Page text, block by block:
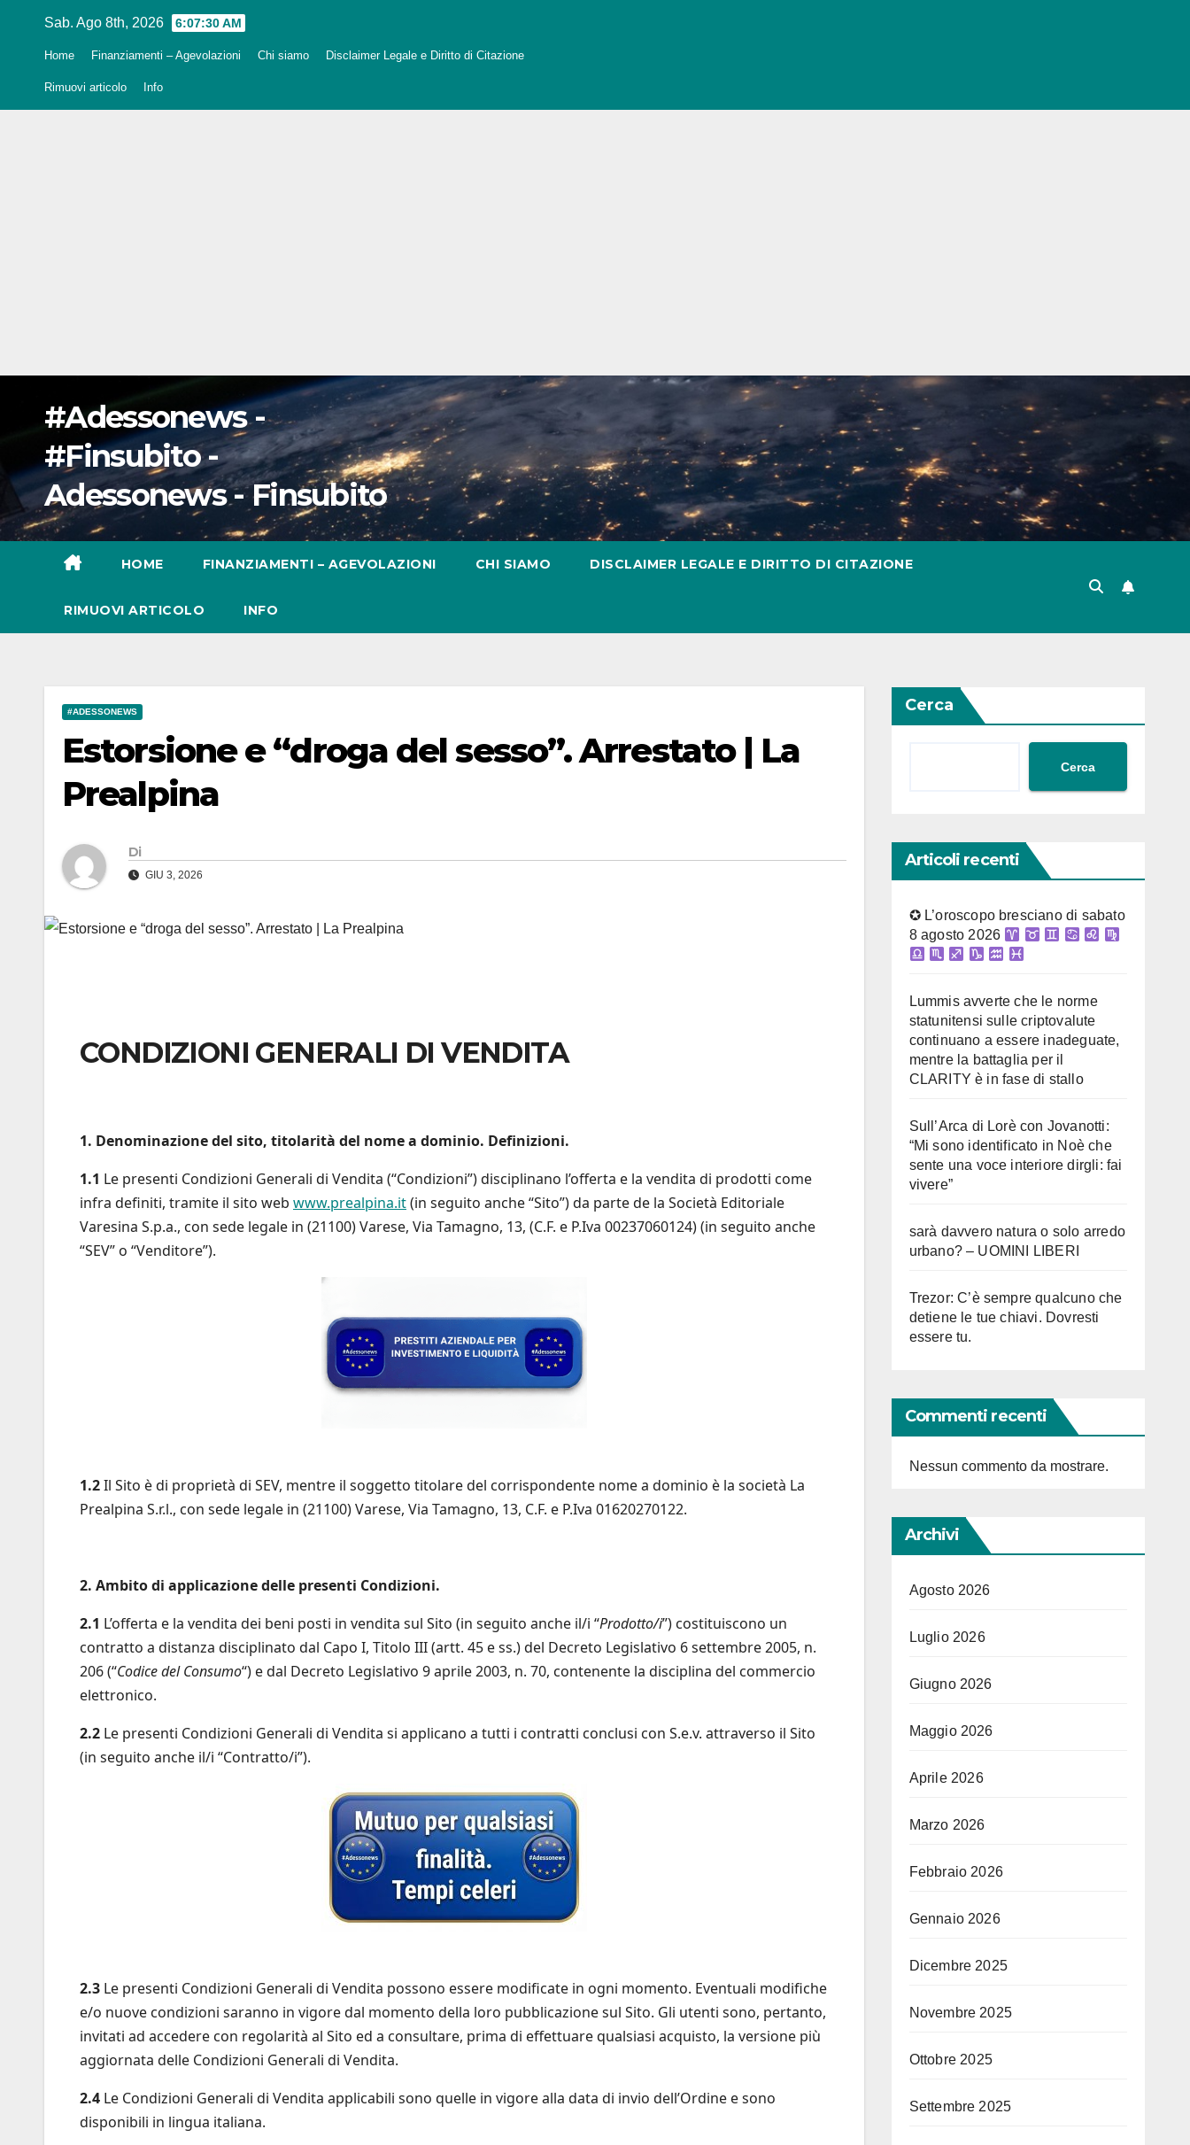
Sab. Ago 8th, 2026 6:07:32 AM
Home Finanziamenti – Agevolazioni Chi siamo Disclaimer Legale e Diritto di Citazione
Rimuovi articolo Info
#Adessonews -
#Finsubito -
Adessonews - Finsubito
HOME FINANZIAMENTI – AGEVOLAZIONI CHI SIAMO DISCLAIMER LEGALE E DIRITTO DI CITAZIONE
RIMUOVI ARTICOLO INFO
#ADESSONEWS
Estorsione e “droga del sesso”. Arrestato | La
Prealpina
Di
GIU 3, 2026
CONDIZIONI GENERALI DI VENDITA
1. Denominazione del sito, titolarità del nome a dominio. Definizioni.
1.1 Le presenti Condizioni Generali di Vendita (“Condizioni”) disciplinano l’offerta e la vendita di prodotti come
infra definiti, tramite il sito web www.prealpina.it(in seguito anche “Sito”) da parte de la Società Editoriale
Varesina S.p.a., con sede legale in (21100) Varese, Via Tamagno, 13, (C.F. e P.Iva 00237060124) (in seguito anche
“SEV” o “Venditore”).
1.2Il Sito è di proprietà di SEV, mentre il soggetto titolare del corrispondente nome a dominio è la società La
Prealpina S.r.l., con sede legale in (21100) Varese, Via Tamagno, 13, C.F. e P.Iva 01620270122.
2. Ambito di applicazione delle presenti Condizioni.
2.1 L’offerta e la vendita dei beni posti in vendita sul Sito (in seguito anche il/i “Prodotto/i”) costituiscono un
contratto a distanza disciplinato dal Capo I, Titolo III (artt. 45 e ss.) del Decreto Legislativo 6 settembre 2005, n.
206 (“Codice del Consumo“) e dal Decreto Legislativo 9 aprile 2003, n. 70, contenente la disciplina del commercio
elettronico.
2.2 Le presenti Condizioni Generali di Vendita si applicano a tutti i contratti conclusi con S.e.v. attraverso il Sito
(in seguito anche il/i “Contratto/i”).
2.3 Le presenti Condizioni Generali di Vendita possono essere modificate in ogni momento. Eventuali modifiche
e/o nuove condizioni saranno in vigore dal momento della loro pubblicazione sul Sito. Gli utenti sono, pertanto,
invitati ad accedere con regolarità al Sito ed a consultare, prima di effettuare qualsiasi acquisto, la versione più
aggiornata delle Condizioni Generali di Vendita.
2.4 Le Condizioni Generali di Vendita applicabili sono quelle in vigore alla data di invio dell’Ordine e sono
disponibili in lingua italiana.
Cerca
Cerca
Articoli recenti
✪ L’oroscopo bresciano di sabato
8 agosto 2026
Lummis avverte che le norme
statunitensi sulle criptovalute
continuano a essere inadeguate,
mentre la battaglia per il
CLARITY è in fase di stallo
Sull’Arca di Lorè con Jovanotti:
“Mi sono identificato in Noè che
sente una voce interiore dirgli: fai
vivere”
sarà davvero natura o solo arredo
urbano? – UOMINI LIBERI
Trezor: C’è sempre qualcuno che
detiene le tue chiavi. Dovresti
essere tu.
Commenti recenti
Nessun commento da mostrare.
Archivi
Agosto 2026
Luglio 2026
Giugno 2026
Maggio 2026
Aprile 2026
Marzo 2026
Febbraio 2026
Gennaio 2026
Dicembre 2025
Novembre 2025
Ottobre 2025
Settembre 2025